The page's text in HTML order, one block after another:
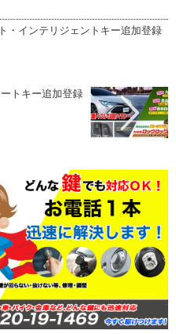
・インテリジェントキー追加登録
トキー追加登録